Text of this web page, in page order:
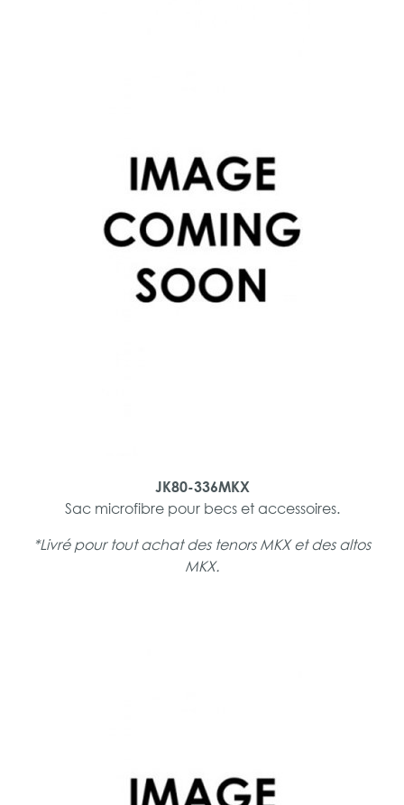
JK80-336MKX
Sac microfibre pour becs et accessoires.
*Livré pour tout achat des tenors MKX et des altos
MKX.